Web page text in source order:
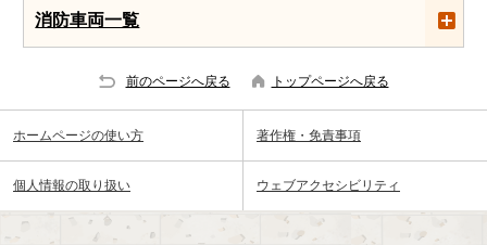
消防車両一覧
前のページへ戻る トップページへ戻る
ホームページの使い方 著作権・免責事項
個人情報の取り扱い ウェブアクセシビリティ